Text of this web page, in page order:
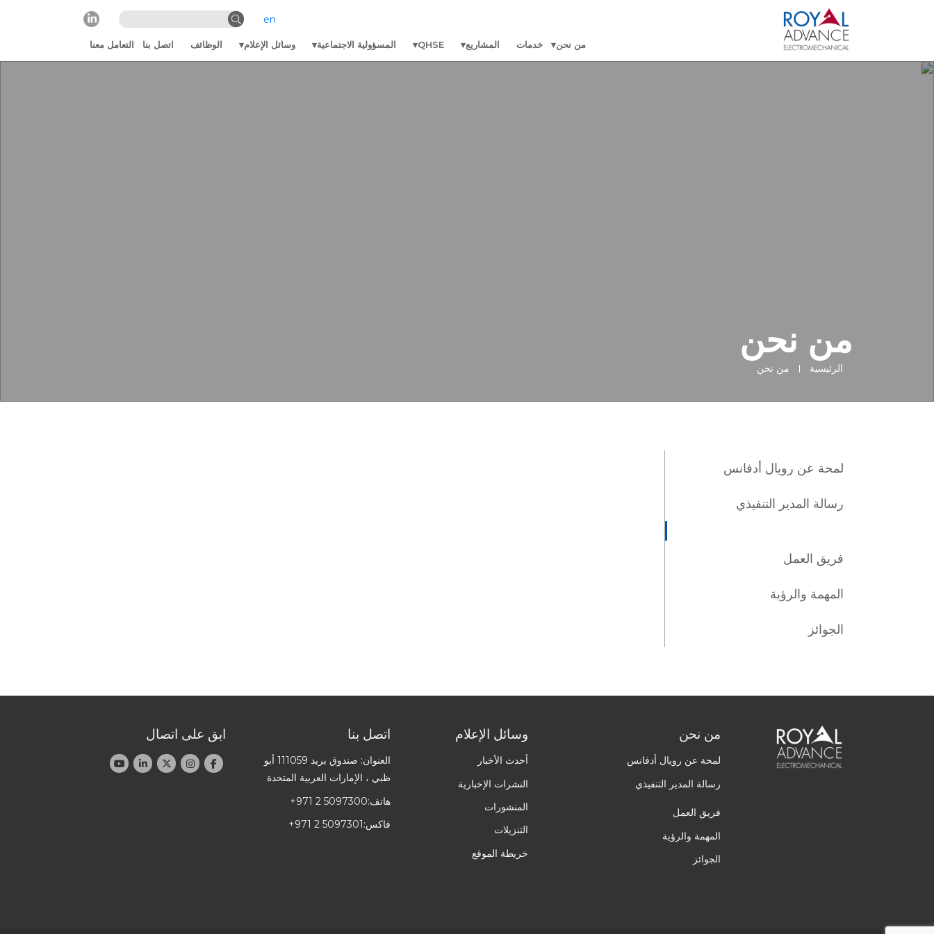
en
من نحن خدمات المشاريع QHSE المسؤولية الاجتماعية وسائل الإعلام الوظائف اتصل بنا التعامل معنا
من نحن
الرئيسية من نحن
لمحة عن رويال أدفانس
رسالة المدير التنفيذي
فريق العمل
المهمة والرؤية
الجوائز
من نحن
لمحة عن رويال أدفانس
رسالة المدير التنفيذي
فريق العمل
المهمة والرؤية
الجوائز
وسائل الإعلام
أحدث الأخبار
النشرات الإخبارية
المنشورات
التنزيلات
خريطة الموقع
اتصل بنا
العنوان: صندوق بريد 111059 أبو
ظبي ، الإمارات العربية المتحدة
هاتف:+971 2 5097300
فاكس:+971 2 5097301
ابق على اتصال